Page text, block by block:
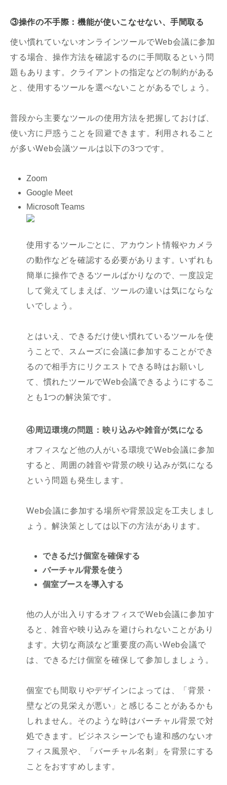
③操作の不手際：機能が使いこなせない、手間取る
使い慣れていないオンラインツールでWeb会議に参加
する場合、操作方法を確認するのに手間取るという問
題もあります。クライアントの指定などの制約がある
と、使用するツールを選べないことがあるでしょう。
普段から主要なツールの使用方法を把握しておけば、
使い方に戸惑うことを回避できます。利用されること
が多いWeb会議ツールは以下の3つです。
Zoom
Google Meet
Microsoft Teams
使用するツールごとに、アカウント情報やカメラ
の動作などを確認する必要があります。いずれも
簡単に操作できるツールばかりなので、一度設定
して覚えてしまえば、ツールの違いは気にならな
いでしょう。
とはいえ、できるだけ使い慣れているツールを使
うことで、スムーズに会議に参加することができ
るので相手方にリクエストできる時はお願いし
て、慣れたツールでWeb会議できるようにするこ
とも1つの解決策です。
④周辺環境の問題：映り込みや雑音が気になる
オフィスなど他の人がいる環境でWeb会議に参加
すると、周囲の雑音や背景の映り込みが気になる
という問題も発生します。
Web会議に参加する場所や背景設定を工夫しまし
ょう。解決策としては以下の方法があります。
できるだけ個室を確保する
バーチャル背景を使う
個室ブースを導入する
他の人が出入りするオフィスでWeb会議に参加す
ると、雑音や映り込みを避けられないことがあり
ます。大切な商談など重要度の高いWeb会議で
は、できるだけ個室を確保して参加しましょう。
個室でも間取りやデザインによっては、「背景・
壁などの見栄えが悪い」と感じることがあるかも
しれません。そのような時はバーチャル背景で対
処できます。ビジネスシーンでも違和感のないオ
フィス風景や、「バーチャル名刺」を背景にする
ことをおすすめします。